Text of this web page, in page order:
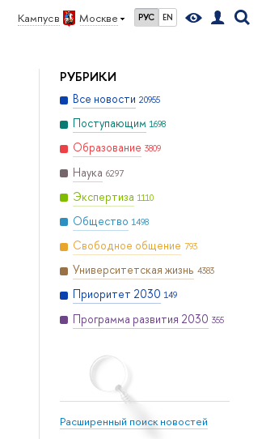
Кампус в Москве РУС EN
РУБРИКИ
Все новости 20955
Поступающим 1698
Образование 3809
Наука 6297
Экспертиза 1110
Общество 1498
Свободное общение 793
Университетская жизнь 4383
Приоритет 2030 149
Программа развития 2030 355
Расширенный поиск новостей